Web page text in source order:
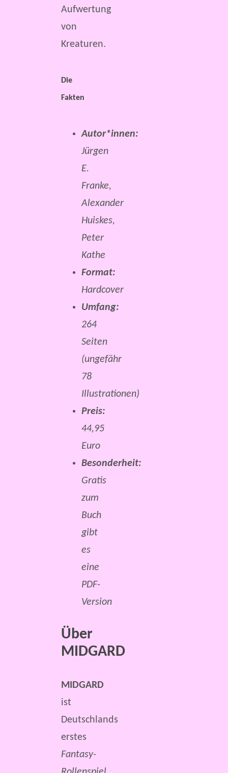
Aufwertung
von
Kreaturen.
Die
Fakten
Autor*innen:
Jürgen
E.
Franke,
Alexander
Huiskes,
Peter
Kathe
Format:
Hardcover
Umfang:
264
Seiten
(ungefähr
78
Illustrationen)
Preis:
44,95
Euro
Besonderheit:
Gratis
zum
Buch
gibt
es
eine
PDF-
Version
Über
MIDGARD
MIDGARD
ist
Deutschlands
erstes
Fantasy-